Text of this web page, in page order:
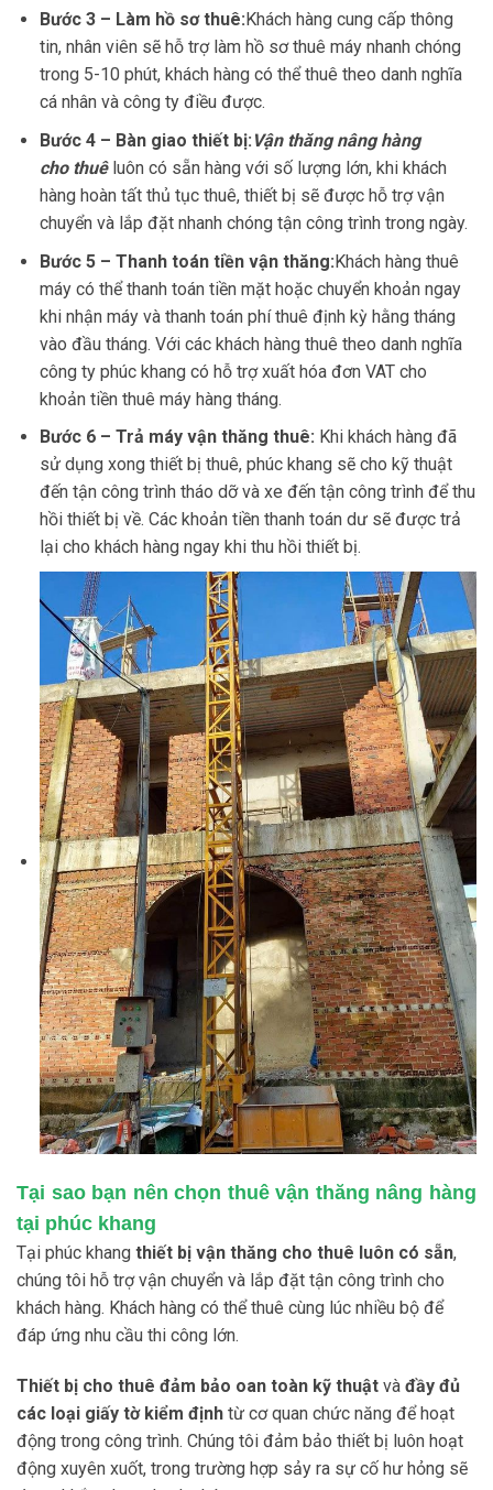
Bước 3 – Làm hồ sơ thuê: Khách hàng cung cấp thông
tin, nhân viên sẽ hỗ trợ làm hồ sơ thuê máy nhanh chóng
trong 5-10 phút, khách hàng có thể thuê theo danh nghĩa
cá nhân và công ty điều được.
Bước 4 – Bàn giao thiết bị: Vận thăng nâng hàng
cho thuêluôn có sẵn hàng với số lượng lớn, khi khách
hàng hoàn tất thủ tục thuê, thiết bị sẽ được hỗ trợ vận
chuyển và lắp đặt nhanh chóng tận công trình trong ngày.
Bước 5 – Thanh toán tiền vận thăng:Khách hàng thuê
máy có thể thanh toán tiền mặt hoặc chuyển khoản ngay
khi nhận máy và thanh toán phí thuê định kỳ hằng tháng
vào đầu tháng. Với các khách hàng thuê theo danh nghĩa
công ty phúc khang có hỗ trợ xuất hóa đơn VAT cho
khoản tiền thuê máy hàng tháng.
Bước 6 – Trả máy vận thăng thuê: Khi khách hàng đã
sử dụng xong thiết bị thuê, phúc khang sẽ cho kỹ thuật
đến tận công trình tháo dỡ và xe đến tận công trình để thu
hồi thiết bị về. Các khoản tiền thanh toán dư sẽ được trả
lại cho khách hàng ngay khi thu hồi thiết bị.
Tại sao bạn nên chọn thuê vận thăng nâng hàng
tại phúc khang
Tại phúc khang thiết bị vận thăng cho thuê luôn có sẵn,
chúng tôi hỗ trợ vận chuyển và lắp đặt tận công trình cho
khách hàng. Khách hàng có thể thuê cùng lúc nhiều bộ để
đáp ứng nhu cầu thi công lớn.
Thiết bị cho thuê đảm bảo oan toàn kỹ thuật và đầy đủ
các loại giấy tờ kiểm định từ cơ quan chức năng để hoạt
động trong công trình. Chúng tôi đảm bảo thiết bị luôn hoạt
động xuyên xuốt, trong trường hợp sảy ra sự cố hư hỏng sẽ